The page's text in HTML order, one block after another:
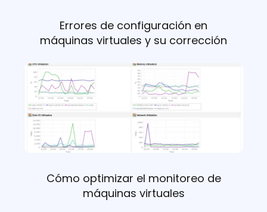
Errores de configuración en
máquinas virtuales y su corrección
Cómo optimizar el monitoreo de
máquinas virtuales